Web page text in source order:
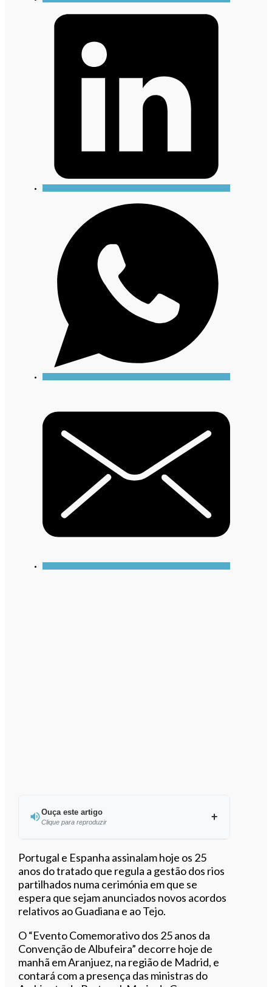
Ouça este artigo
Clique para reproduzir
Ouvir este artigo
Portugal e Espanha assinalam hoje os 25
anos do tratado que regula a gestão dos rios
partilhados numa cerimónia em que se
espera que sejam anunciados novos acordos
relativos ao Guadiana e ao Tejo.
O “Evento Comemorativo dos 25 anos da
Convenção de Albufeira” decorre hoje de
manhã em Aranjuez, na região de Madrid, e
contará com a presença das ministras do